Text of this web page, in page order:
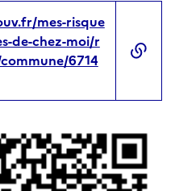
mes-risque
de-chez-moi/r
6714